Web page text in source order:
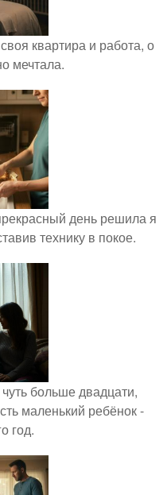
квартира и работа, о
мечтала.
день решила я
технику в покое.
больше двадцати,
маленький ребёнок -
год.